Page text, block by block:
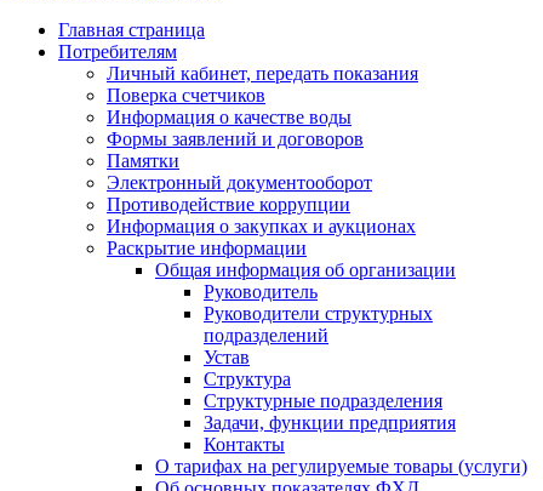
Главная страница
Потребителям
Личный кабинет, передать показания
Поверка счетчиков
Информация о качестве воды
Формы заявлений и договоров
Памятки
Электронный документооборот
Противодействие коррупции
Информация о закупках и аукционах
Раскрытие информации
Общая информация об организации
Руководитель
Руководители структурных
подразделений
Устав
Структура
Структурные подразделения
Задачи, функции предприятия
Контакты
О тарифах на регулируемые товары (услуги)